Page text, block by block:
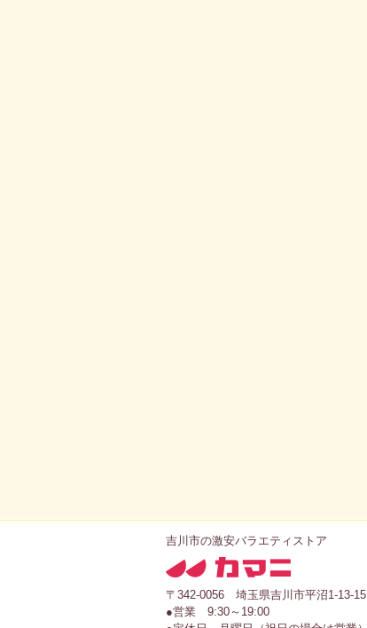
吉川市の激安バラエティストア
〒342-0056 埼玉県吉川市平沼1-13-15
●営業 9:30～19:00